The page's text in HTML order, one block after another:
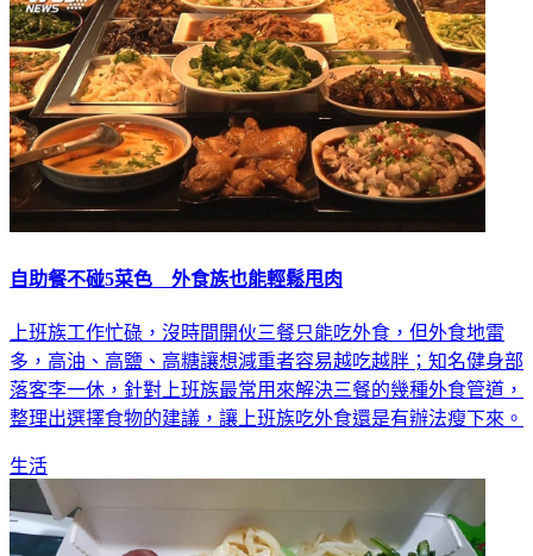
自助餐不碰5菜色 外食族也能輕鬆甩肉
上班族工作忙碌，沒時間開伙三餐只能吃外食，但外食地雷
多，高油、高鹽、高糖讓想減重者容易越吃越胖；知名健身部
落客李一休，針對上班族最常用來解決三餐的幾種外食管道，
整理出選擇食物的建議，讓上班族吃外食還是有辦法瘦下來。
生活